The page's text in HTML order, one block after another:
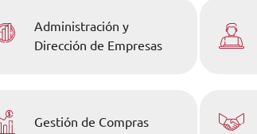
Administración y
Dirección de Empresas
Gestión de Compras